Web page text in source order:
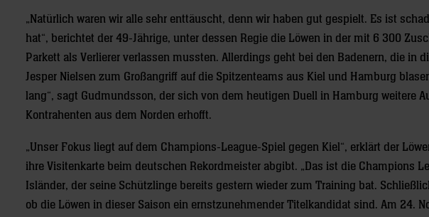
„Natürlich waren wir alle sehr enttäuscht, denn wir haben gut gespielt. Es ist
hat“, berichtet der 49-Jährige, unter dessen Regie die Löwen in der mit 6 300
Parkett als Verlierer verlassen mussten. Allerdings geht bei den Badenern, die in
Jesper Nielsen zum Großangriff auf die Spitzenteams aus Kiel und Hamburg
lang“, sagt Gudmundsson, der sich von dem heutigen Duell in Hamburg weitere
Kontrahenten aus dem Norden erhofft.
„Unser Fokus liegt auf dem Champions-League-Spiel gegen Kiel“, erklärt der
ihre Visitenkarte beim deutschen Rekordmeister abgibt. „Das ist die Champions
Isländer, der seine Schützlinge bereits gestern wieder zum Training bat.
ob die Löwen in dieser Saison ein ernstzunehmender Titelkandidat sind. Am 24.